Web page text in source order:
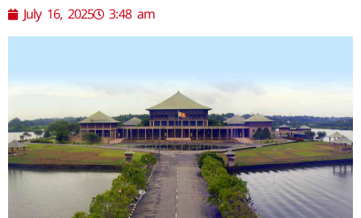
July 16, 2025 3:48 am